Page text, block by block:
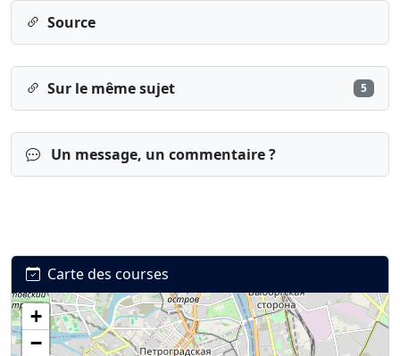
Source
Sur le même sujet 5
Un message, un commentaire ?
Connexion S’inscrire mot de passe oublié ?
Carte des courses
+
−